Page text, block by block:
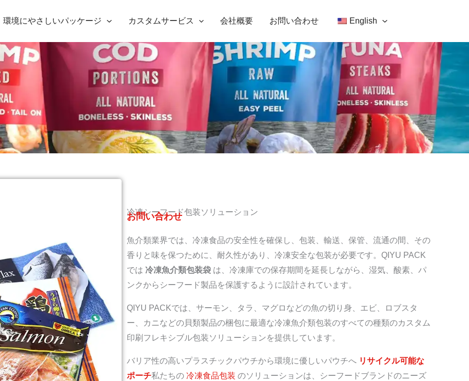
環境にやさしいパッケージ カスタムサービス 会社概要 お問い合わせ English
冷凍シーフード包装ソリューション
お問い合わせ
魚介類業界では、冷凍食品の安全性を確保し、包装、輸送、保管、流通の間、その
香りと味を保つために、耐久性があり、冷凍安全な包装が必要です。QIYU PACK
では冷凍魚介類包装袋 は、冷凍庫での保存期間を延長しながら、湿気、酸素、パ
ンクからシーフード製品を保護するように設計されています。
QIYU PACKでは、サーモン、タラ、マグロなどの魚の切り身、エビ、ロブスタ
ー、カニなどの貝類製品の梱包に最適な冷凍魚介類包装のすべての種類のカスタム
印刷フレキシブル包装ソリューションを提供しています。
バリア性の高いプラスチックパウチから環境に優しいパウチへ リサイクル可能な
ポーチ私たちの冷凍食品包装 のソリューションは、シーフードブランドのニーズ